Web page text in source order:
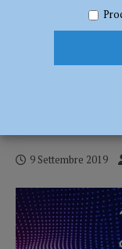
Pomarelli, Telefono
gigante buono”
Omicidio
9 Settembre 2019